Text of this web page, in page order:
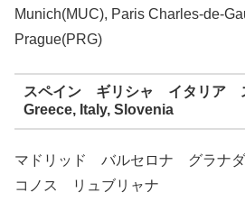
Munich(MUC), Paris Charles-de-
Prague(PRG)
スペイン ギリシャ イタリア
Greece, Italy, Slovenia
マドリッド バルセロナ グラ
コノス リュブリャナ